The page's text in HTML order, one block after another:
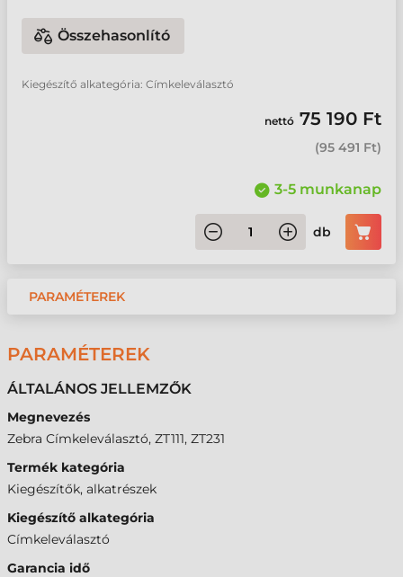
Összehasonlító
Kiegészítő alkategória: Címkeleválasztó
nettó 75 190 Ft
(95 491 Ft)
3-5 munkanap
db
PARAMÉTEREK
PARAMÉTEREK
ÁLTALÁNOS JELLEMZŐK
Megnevezés
Zebra Címkeleválasztó, ZT111, ZT231
Termék kategória
Kiegészítők, alkatrészek
Kiegészítő alkategória
Címkeleválasztó
Garancia idő